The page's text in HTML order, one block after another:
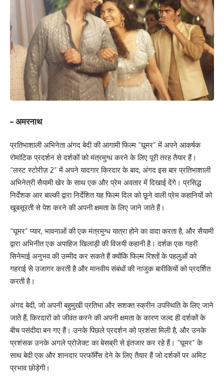
– अमरनाथ
प्रतिभाशाली अभिनेता अंगद बेदी की आगामी फिल्म “घूमर” में अपने आकर्षक
रोमांटिक प्रदर्शन से दर्शकों को मंत्रमुग्ध करने के लिए पूरी तरह तैयार हैं।
“लस्ट स्टोरीज़ 2” में अपने यादगार किरदार के बाद, अंगद इस बार प्रतिभाशाली
अभिनेत्री सैयामी खेर के साथ एक और प्रेम अवतार में दिखाई देंगे। प्रसिद्ध
निर्देशक आर बाल्की द्वारा निर्देशित यह फिल्म दिल को छूने वाली प्रेम कहानियों को
खूबसूरती से पेश करने की अपनी क्षमता के लिए जाने जाते हैं।
“घूमर” प्यार, भावनाओं की एक मंत्रमुग्ध यात्रा होने का वादा करता है, और सैयामी
द्वारा अभिनीत एक अपाहिज खिलाड़ी की विजयी कहानी है। दर्शक एक गहरी
सिनेमाई अनुभव की उम्मीद कर सकते हैं क्योंकि फिल्म रिश्तों के पहलुओं को
गहराई से उजागर करती है और मानवीय संबंधों की नाजुक बारीकियों को प्रदर्शित
करती है।
अंगद बेदी, जो अपनी बहुमुखी प्रतिभा और सशक्त स्क्रीन उपस्थिति के लिए जाने
जाते हैं, किरदारों को जीवंत करने की अपनी क्षमता के कारण जल्द ही दर्शकों के
बीच पसंदीदा बन गए हैं। उनके पिछले प्रदर्शन को प्रशंसा मिली है, और उनके
प्रशंसक उनके अगले प्रोजेक्ट का बेसब्री से इंतजार कर रहे हैं। “घूमर” के
साथ बेदी एक और शानदार परफॉर्मेंस देने के लिए तैयार हैं जो दर्शकों पर अमिट
प्रभाव छोड़ेगी।